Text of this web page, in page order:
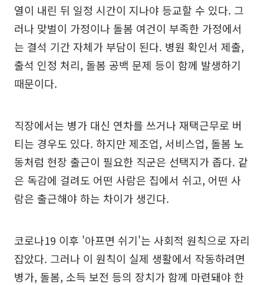
열이 내린 뒤 일정 시간이 지나야 등교할 수 있다. 그
러나 맞벌이 가정이나 돌봄 여건이 부족한 가정에서
는 결석 기간 자체가 부담이 된다. 병원 확인서 제출,
출석 인정 처리, 돌봄 공백 문제 등이 함께 발생하기
때문이다.
직장에서는 병가 대신 연차를 쓰거나 재택근무로 버
티는 경우도 있다. 하지만 제조업, 서비스업, 돌봄 노
동처럼 현장 출근이 필요한 직군은 선택지가 좁다. 같
은 독감에 걸려도 어떤 사람은 집에서 쉬고, 어떤 사
람은 출근해야 하는 차이가 생긴다.
코로나19 이후 '아프면 쉬기'는 사회적 원칙으로 자리
잡았다. 그러나 이 원칙이 실제 생활에서 작동하려면
병가, 돌봄, 소득 보전 등의 장치가 함께 마련돼야 한